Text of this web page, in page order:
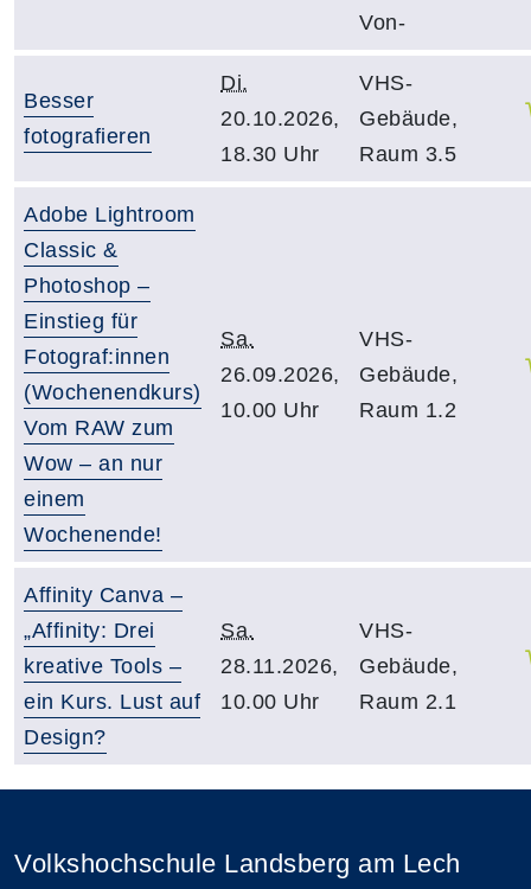
Von-
Besser
fotografieren
Di.
20.10.2026,
18.30 Uhr
VHS-
Gebäude,
Raum 3.5
Adobe Lightroom
Classic &
Photoshop –
Einstieg für
Fotograf:innen
(Wochenendkurs)
Vom RAW zum
Wow – an nur
einem
Wochenende!
Sa.
26.09.2026,
10.00 Uhr
VHS-
Gebäude,
Raum 1.2
Affinity Canva –
„Affinity: Drei
kreative Tools –
ein Kurs. Lust auf
Design?
Sa.
28.11.2026,
10.00 Uhr
VHS-
Gebäude,
Raum 2.1
Volkshochschule Landsberg am Lech